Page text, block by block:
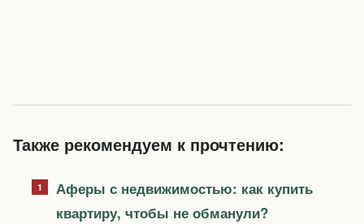
Также рекомендуем к прочтению:
Аферы с недвижимостью: как купить
квартиру, чтобы не обманули?